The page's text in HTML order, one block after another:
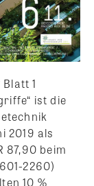
1
ist die
2019 als
87,90 beim
2260)
10 %